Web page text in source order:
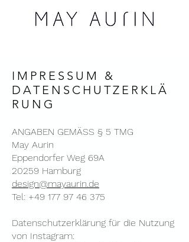
IMPRESSUM &
DATENSCHUTZERKLÄ
RUNG
ANGABEN GEMÄSS § 5 TMG
May Aurin
Eppendorfer Weg 69A
20259 Hamburg
design@mayaurin.de
Tel: +49 177 97 46 375
Datenschutzerklärung für die Nutzung
von Instagram: